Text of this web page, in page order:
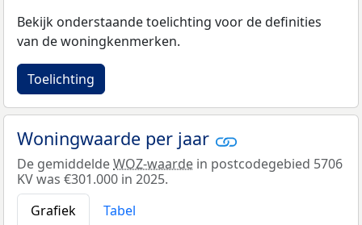
Bekijk onderstaande toelichting voor de definities
van de woningkenmerken.
Toelichting
Woningwaarde per jaar
De gemiddeldeWOZ-waarde in postcodegebied 5706
KV was €301.000 in 2025.
Grafiek
Tabel